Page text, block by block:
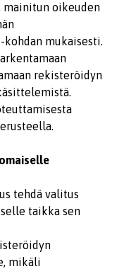
mainitun oikeuden
mukaisesti.
rekisteröidyn
tehdä valitus
taikka sen
mikäli